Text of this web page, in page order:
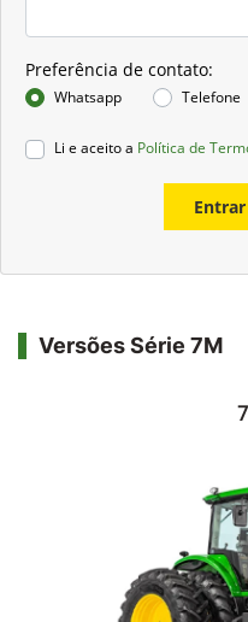
Preferência de contato:
Whatsapp Telefone
Li e aceito a Política de
Versões Série 7M